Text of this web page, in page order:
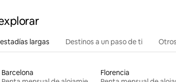
largas Destinos a un paso de ti
Barcelona
Florencia